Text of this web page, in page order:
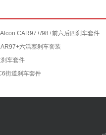
CAR97+/98+前六后四刹车套件
六活塞刹车套装
车套件
街道刹车套件